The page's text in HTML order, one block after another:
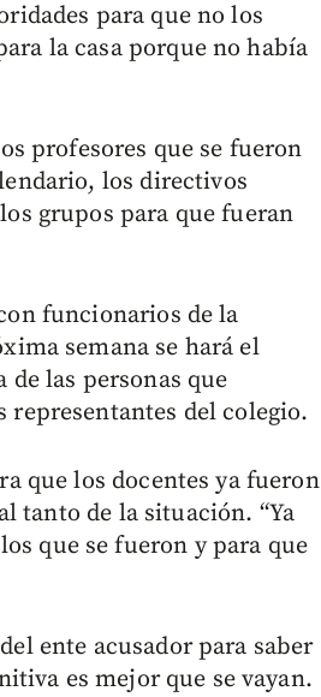
para que no los
la casa porque no había
profesores que se fueron
los directivos
grupos para que fueran
funcionarios de la
semana se hará el
de las personas que
representantes del colegio.
que los docentes ya fueron
tanto de la situación. “Ya
que se fueron y para que
ente acusador para saber
es mejor que se vayan.